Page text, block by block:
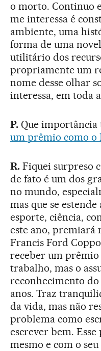
o morto. Continuo
me interessa é
ambiente, uma
forma de uma
utilitário dos
propriamente um
nome desse olhar
interessa, em toda
P.Que importância
um prêmio como o
R.Fiquei surpreso
de fato é um dos
no mundo,
mas que se
esporte, ciência,
este ano, premiará
Francis Ford
receber um
trabalho, mas o
reconhecimento do
anos. Traz
da vida, mas não
problema como
escrever bem.
mesmo e com o